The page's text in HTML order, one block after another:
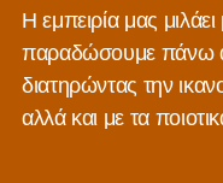
Η εμπειρία μας
παραδώσουμε πάνω
διατηρώντας την
αλλά και με τα